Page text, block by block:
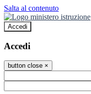
Salta al contenuto
Accedi
Accedi
button close ×